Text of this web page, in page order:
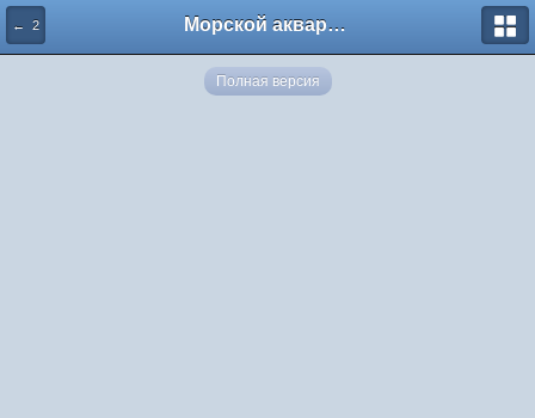
← 2 Морской аквариум. Форумы ReefCentral.ru
Полная версия